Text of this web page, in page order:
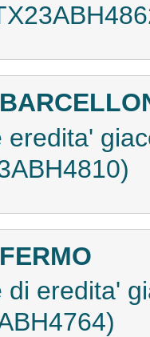
eredita'
di eredita'